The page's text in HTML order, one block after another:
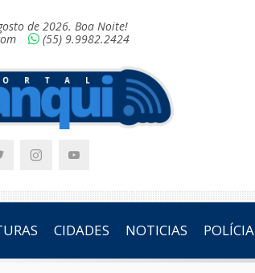
de 2026. Boa Noite!
(55) 9.9982.2424
CIDADES NOTICIAS POLÍCIA